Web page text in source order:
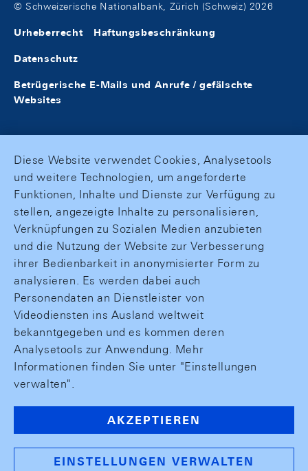
© Schweizerische Nationalbank, Zürich (Schweiz) 2026
Urheberrecht Haftungsbeschränkung
Datenschutz
Betrügerische E-Mails und Anrufe / gefälschte
Websites
Diese Website verwendet Cookies, Analysetools
und weitere Technologien, um angeforderte
Funktionen, Inhalte und Dienste zur Verfügung zu
stellen, angezeigte Inhalte zu personalisieren,
Verknüpfungen zu Sozialen Medien anzubieten
und die Nutzung der Website zur Verbesserung
ihrer Bedienbarkeit in anonymisierter Form zu
analysieren. Es werden dabei auch
Personendaten an Dienstleister von
Videodiensten ins Ausland weltweit
bekanntgegeben und es kommen deren
Analysetools zur Anwendung. Mehr
Informationen finden Sie unter "Einstellungen
verwalten".
AKZEPTIEREN
EINSTELLUNGEN VERWALTEN